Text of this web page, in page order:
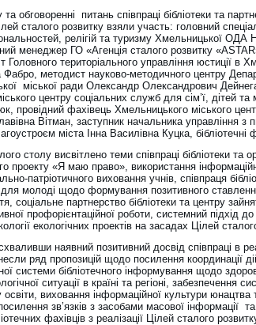
та обговоренні питань співпраці бібліотеки та
сталого розвитку взяли участь: головний
релігій та туризму Хмельницької ОДА
менеджер ГО «Агенція сталого розвитку
Головного територіального управління юстиції в
Фабро, методист науково-методичного центру
міської ради Олександр Олександрович
центру соціальних служб для сім’ї, дітей та
провідний фахівець Хмельницького міського
Вітман, заступник начальника управління з
міста Інна Василівна Куцка, бібліотечні
столу висвітлено теми співпраці бібліотеки та
проекту «Я маю право», використання
патріотичного виховання учнів, співпраця
для молоді щодо формування позитивного
соціальне партнерство бібліотеки та центру
профорієнтаційної роботи, системний підхід до
екологічних проектів на засадах Цілей
наявний позитивний досвід співпраці в
ряд пропозицій щодо посилення координації
системи бібліотечного інформування щодо
ситуації в країні та регіоні, забезпечення
виховання інформаційної культури юнацтва
зв’язків з засобами масової інформації та
фахівців з реалізації Цілей сталого